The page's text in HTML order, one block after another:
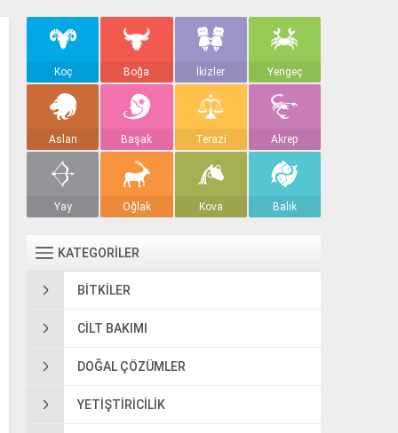
Koç Boğa İkizler Yengeç
Aslan Başak Terazi Akrep
Yay Oğlak Kova Balık
KATEGORİLER
BITKILER
CILT BAKIMI
DOĞAL ÇÖZÜMLER
YETIŞTIRICILIK